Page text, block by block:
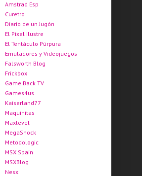
Amstrad Esp
Curetro
Diario de un Jugón
El Pixel Ilustre
El Tentáculo Púrpura
Emuladores y Videojuegos
Falsworth Blog
Frickbox
Game Back TV
Games4us
Kaiserland77
Maquinitas
Maxlevel
MegaShock
Metodologic
MSX Spain
MSXBlog
Nesx